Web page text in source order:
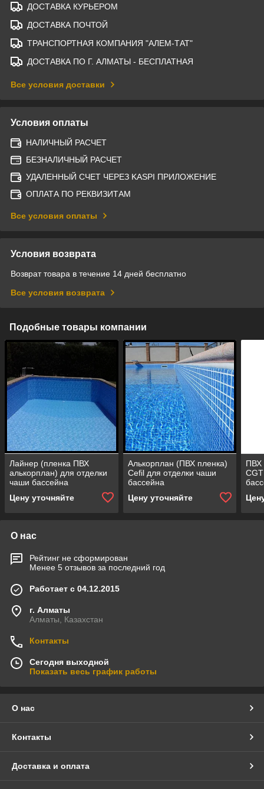
ДОСТАВКА КУРЬЕРОМ
ДОСТАВКА ПОЧТОЙ
ТРАНСПОРТНАЯ КОМПАНИЯ "АЛЕМ-ТАТ"
ДОСТАВКА ПО Г. АЛМАТЫ - БЕСПЛАТНАЯ
Все условия доставки
Условия оплаты
НАЛИЧНЫЙ РАСЧЕТ
БЕЗНАЛИЧНЫЙ РАСЧЕТ
УДАЛЕННЫЙ СЧЕТ ЧЕРЕЗ KASPI ПРИЛОЖЕНИЕ
ОПЛАТА ПО РЕКВИЗИТАМ
Все условия оплаты
Условия возврата
Возврат товара в течение 14 дней бесплатно
Все условия возврата
Подобные товары компании
Лайнер (пленка ПВХ
алькорплан) для отделки
чаши бассейна
Цену уточняйте
Алькорплан (ПВХ пленка)
Cefil для отделки чаши
бассейна
Цену уточняйте
ПВХ
О нас
Рейтинг не сформирован
Менее 5 отзывов за последний год
Работает с 04.12.2015
г. Алматы
Алматы, Казахстан
Контакты
Сегодня выходной
Показать весь график работы
О нас
Контакты
Доставка и оплата